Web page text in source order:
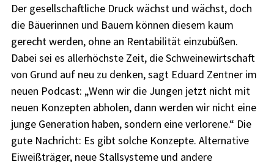
Der gesellschaftliche Druck wächst und wächst, doch
die Bäuerinnen und Bauern können diesem kaum
gerecht werden, ohne an Rentabilität einzubüßen.
Dabei sei es allerhöchste Zeit, die Schweinewirtschaft
von Grund auf neu zu denken, sagt Eduard Zentner im
neuen Podcast: „Wenn wir die Jungen jetzt nicht mit
neuen Konzepten abholen, dann werden wir nicht eine
junge Generation haben, sondern eine verlorene.“ Die
gute Nachricht: Es gibt solche Konzepte. Alternative
Eiweißträger, neue Stallsysteme und andere